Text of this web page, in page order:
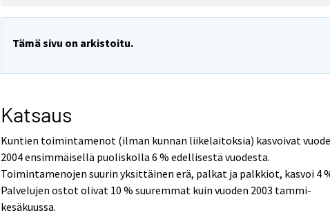
Tämä sivu on arkistoitu.
Katsaus
Kuntien toimintamenot (ilman kunnan liikelaitoksia) kasvoivat
2004 ensimmäisellä puoliskolla 6 % edellisestä vuodesta.
Toimintamenojen suurin yksittäinen erä, palkat ja palkkiot, kasvoi 4
Palvelujen ostot olivat 10 % suuremmat kuin vuoden 2003 tammi-
kesäkuussa.